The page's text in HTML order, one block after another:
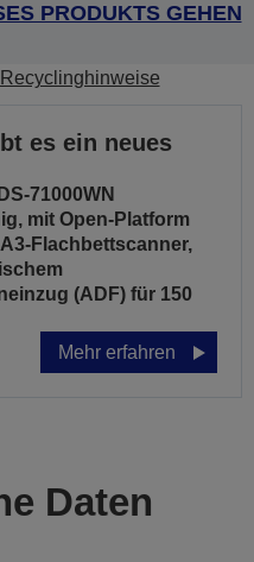
PRODUKTS GEHEN
es ein neues
71000WN
mit Open-Platform
Flachbettscanner,
(ADF) für 150
Mehr erfahren
Daten